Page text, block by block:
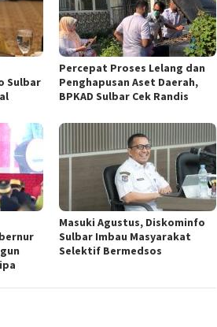
Sulbar
Percepat Proses Lelang dan
Penghapusan Aset Daerah,
BPKAD Sulbar Cek Randis
Masuki Agustus, Diskominfo
Sulbar Imbau Masyarakat
Selektif Bermedsos